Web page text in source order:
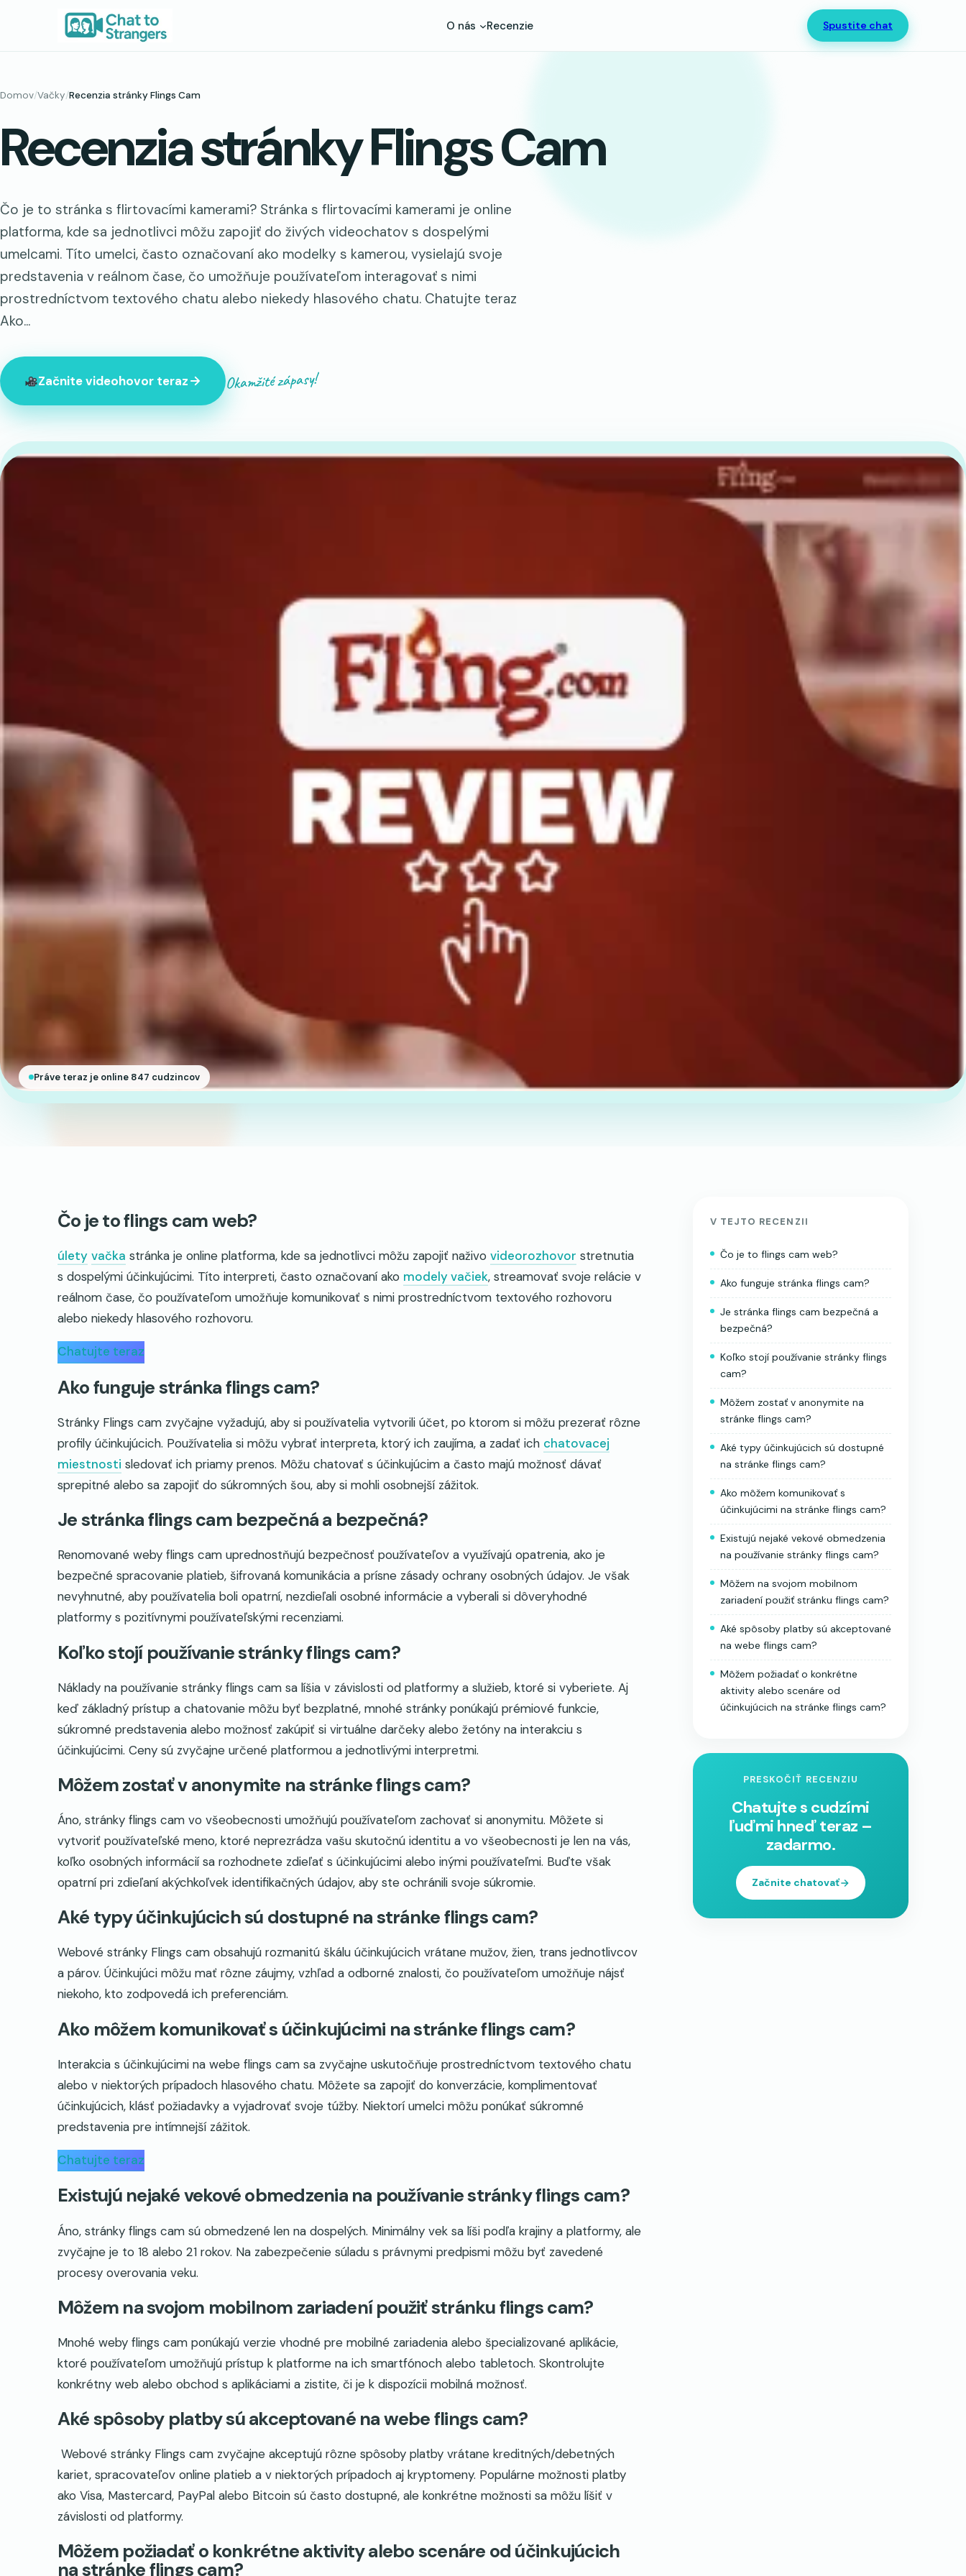
O nás Recenzie Spustite chat
Domov/Vačky/Recenzia stránky Flings Cam
Recenzia stránky Flings Cam
Čo je to stránka s flirtovacími kamerami? Stránka s flirtovacími kamerami je online
platforma, kde sa jednotlivci môžu zapojiť do živých videochatov s dospelými
umelcami. Títo umelci, často označovaní ako modelky s kamerou, vysielajú svoje
predstavenia v reálnom čase, čo umožňuje používateľom interagovať s nimi
prostredníctvom textového chatu alebo niekedy hlasového chatu. Chatujte teraz
Ako...
Začnite videohovor teraz Okamžité zápasy!
Práve teraz je online 847 cudzincov
Čo je to flings cam web?
úlety vačka stránka je online platforma, kde sa jednotlivci môžu zapojiť naživo videorozhovor stretnutia
s dospelými účinkujúcimi. Títo interpreti, často označovaní ako modely vačiek, streamovať svoje relácie v
reálnom čase, čo používateľom umožňuje komunikovať s nimi prostredníctvom textového rozhovoru
alebo niekedy hlasového rozhovoru.
Chatujte teraz
Ako funguje stránka flings cam?
Stránky Flings cam zvyčajne vyžadujú, aby si používatelia vytvorili účet, po ktorom si môžu prezerať rôzne
profily účinkujúcich. Používatelia si môžu vybrať interpreta, ktorý ich zaujíma, a zadať ich chatovacej
miestnosti sledovať ich priamy prenos. Môžu chatovať s účinkujúcim a často majú možnosť dávať
sprepitné alebo sa zapojiť do súkromných šou, aby si mohli osobnejší zážitok.
Je stránka flings cam bezpečná a bezpečná?
Renomované weby flings cam uprednostňujú bezpečnosť používateľov a využívajú opatrenia, ako je
bezpečné spracovanie platieb, šifrovaná komunikácia a prísne zásady ochrany osobných údajov. Je však
nevyhnutné, aby používatelia boli opatrní, nezdieľali osobné informácie a vyberali si dôveryhodné
platformy s pozitívnymi používateľskými recenziami.
Koľko stojí používanie stránky flings cam?
Náklady na používanie stránky flings cam sa líšia v závislosti od platformy a služieb, ktoré si vyberiete. Aj
keď základný prístup a chatovanie môžu byť bezplatné, mnohé stránky ponúkajú prémiové funkcie,
súkromné predstavenia alebo možnosť zakúpiť si virtuálne darčeky alebo žetóny na interakciu s
účinkujúcimi. Ceny sú zvyčajne určené platformou a jednotlivými interpretmi.
Môžem zostať v anonymite na stránke flings cam?
Áno, stránky flings cam vo všeobecnosti umožňujú používateľom zachovať si anonymitu. Môžete si
vytvoriť používateľské meno, ktoré neprezrádza vašu skutočnú identitu a vo všeobecnosti je len na vás,
koľko osobných informácií sa rozhodnete zdieľať s účinkujúcimi alebo inými používateľmi. Buďte však
opatrní pri zdieľaní akýchkoľvek identifikačných údajov, aby ste ochránili svoje súkromie.
Aké typy účinkujúcich sú dostupné na stránke flings cam?
Webové stránky Flings cam obsahujú rozmanitú škálu účinkujúcich vrátane mužov, žien, trans jednotlivcov
a párov. Účinkujúci môžu mať rôzne záujmy, vzhľad a odborné znalosti, čo používateľom umožňuje nájsť
niekoho, kto zodpovedá ich preferenciám.
Ako môžem komunikovať s účinkujúcimi na stránke flings cam?
Interakcia s účinkujúcimi na webe flings cam sa zvyčajne uskutočňuje prostredníctvom textového chatu
alebo v niektorých prípadoch hlasového chatu. Môžete sa zapojiť do konverzácie, komplimentovať
účinkujúcich, klásť požiadavky a vyjadrovať svoje túžby. Niektorí umelci môžu ponúkať súkromné
predstavenia pre intímnejší zážitok.
Chatujte teraz
Existujú nejaké vekové obmedzenia na používanie stránky flings cam?
Áno, stránky flings cam sú obmedzené len na dospelých. Minimálny vek sa líši podľa krajiny a platformy, ale
zvyčajne je to 18 alebo 21 rokov. Na zabezpečenie súladu s právnymi predpismi môžu byť zavedené
procesy overovania veku.
Môžem na svojom mobilnom zariadení použiť stránku flings cam?
Mnohé weby flings cam ponúkajú verzie vhodné pre mobilné zariadenia alebo špecializované aplikácie,
ktoré používateľom umožňujú prístup k platforme na ich smartfónoch alebo tabletoch. Skontrolujte
konkrétny web alebo obchod s aplikáciami a zistite, či je k dispozícii mobilná možnosť.
Aké spôsoby platby sú akceptované na webe flings cam?
Webové stránky Flings cam zvyčajne akceptujú rôzne spôsoby platby vrátane kreditných/debetných
kariet, spracovateľov online platieb a v niektorých prípadoch aj kryptomeny. Populárne možnosti platby
ako Visa, Mastercard, PayPal alebo Bitcoin sú často dostupné, ale konkrétne možnosti sa môžu líšiť v
závislosti od platformy.
Môžem požiadať o konkrétne aktivity alebo scenáre od účinkujúcich
na stránke flings cam?
V TEJTO RECENZII
Čo je to flings cam web?
Ako funguje stránka flings cam?
Je stránka flings cam bezpečná a
bezpečná?
Koľko stojí používanie stránky flings
cam?
Môžem zostať v anonymite na
stránke flings cam?
Aké typy účinkujúcich sú dostupné
na stránke flings cam?
Ako môžem komunikovať s
účinkujúcimi na stránke flings cam?
Existujú nejaké vekové obmedzenia
na používanie stránky flings cam?
Môžem na svojom mobilnom
zariadení použiť stránku flings cam?
Aké spôsoby platby sú akceptované
na webe flings cam?
Môžem požiadať o konkrétne
aktivity alebo scenáre od
účinkujúcich na stránke flings cam?
PRESKOČIŤ RECENZIU
Chatujte s cudzími
ľuďmi hneď teraz –
zadarmo.
Začnite chatovať